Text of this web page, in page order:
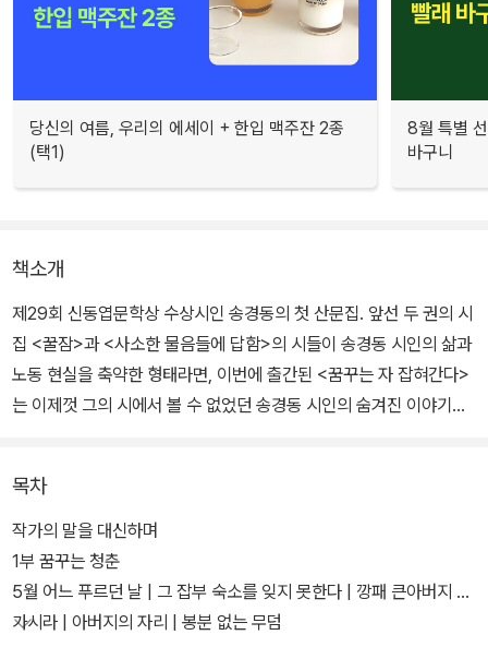
당신의 여름, 우리의 에세이 + 한입 맥주잔 2종
(택1)
8월 특별
바구니
책소개
제29회 신동엽문학상 수상시인 송경동의 첫 산문집. 앞선 두 권의 시
집 <꿀잠>과 <사소한 물음들에 답함>의 시들이 송경동 시인의 삶과
노동 현실을 축약한 형태라면, 이번에 출간된 <꿈꾸는 자 잡혀간다>
는 이제껏 그의 시에서 볼 수 없었던 송경동 시인의 숨겨진 이야기를
사람들은 흔히 송경동을 미군기지 확장을 반대하던 평택 대추리, 비
정규직 투쟁을 위한 기륭전자, 철거민들의 죽음을 애도하며 활동한
용산참사, 기타공장 콜트-콜텍 등 수많은 현장에서 만나는 투쟁가의
모습으로만 기억하고 있다. 그러나 인간 송경동에 대해 제대로 알고
있는 사람은 드물다.
목차
작가의 말을 대신하며
1부 꿈꾸는 청춘
5월 어느 푸르던 날 | 그 잡부 숙소를 잊지 못한다 | 깡패 큰아버지 잘
가시라 | 아버지의 자리 | 봉분 없는 무덤